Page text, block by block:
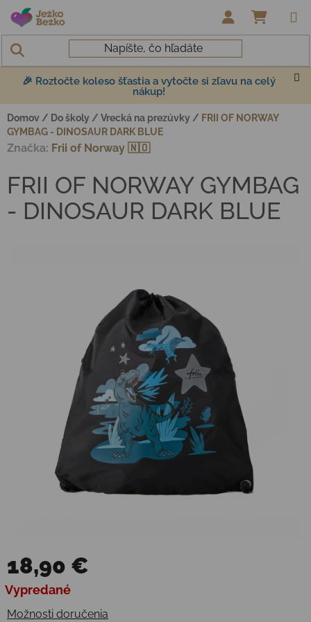
Prejsť na obsah
🎉 Roztočte koleso šťastia a vytočte si zľavu na celý
nákup!
Domov / Do školy / Vrecká na prezúvky / FRII OF NORWAY
GYMBAG - DINOSAUR DARK BLUE
18,90 €
Jednotková cena:
Vypredané
Možnosti doručenia
FRII OF NORWAY GYMBAG
- DINOSAUR DARK BLUE
Značka: Frii of Norway 🇳🇴